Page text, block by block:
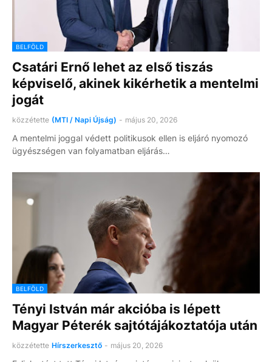
BELFÖLD
Csatári Ernő lehet az első tiszás
képviselő, akinek kikérhetik a mentelmi
jogát
közzétette (MTI / Napi Újság) - május 20, 2026
A mentelmi joggal védett politikusok ellen is eljáró nyomozó
ügyészségen van folyamatban eljárás…
BELFÖLD
Tényi István már akcióba is lépett
Magyar Péterék sajtótájákoztatója után
közzétette Hírszerkesztő - május 20, 2026